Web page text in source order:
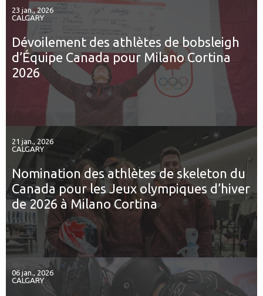
23 jan., 2026
CALGARY
Dévoilement des athlètes de bobsleigh
d’Équipe Canada pour Milano Cortina
2026
21 jan., 2026
CALGARY
Nomination des athlètes de skeleton du
Canada pour les Jeux olympiques d’hiver
de 2026 à Milano Cortina
06 jan., 2026
CALGARY